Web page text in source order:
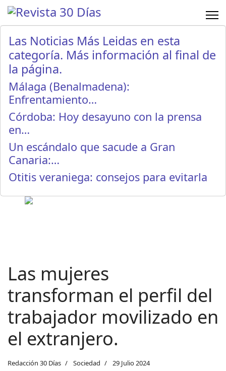
Las Noticias Más Leidas en esta
categoría. Más información al final de
la página.
Málaga (Benalmadena):
Enfrentamiento…
Córdoba: Hoy desayuno con la prensa
en…
Un escándalo que sacude a Gran
Canaria:…
Otitis veraniega: consejos para evitarla
Las mujeres
transforman el perfil del
trabajador movilizado en
el extranjero.
Redacción 30 Días Sociedad 29 Julio 2024